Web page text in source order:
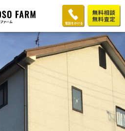
K様邸：外壁屋根塗装工事